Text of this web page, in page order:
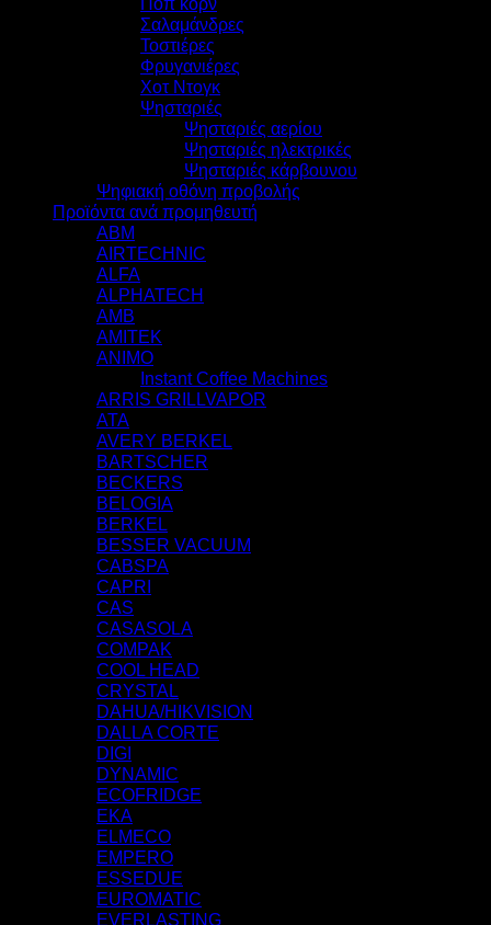
Σαλαμάνδρες
Τοστιέρες
Φρυγανιέρες
Χοτ Ντογκ
Ψησταριές
Ψησταριές αερίου
Ψησταριές ηλεκτρικές
Ψησταριές κάρβουνου
Ψηφιακή οθόνη προβολής
Προϊόντα ανά προμηθευτή
ABM
AIRTECHNIC
ALFA
ALPHATECH
AMB
AMITEK
ANIMO
Instant Coffee Machines
ARRIS GRILLVAPOR
ATA
AVERY BERKEL
BARTSCHER
BECKERS
BELOGIA
BERKEL
BESSER VACUUM
CABSPA
CAPRI
CAS
CASASOLA
COMPAK
COOL HEAD
CRYSTAL
DAHUA/HIKVISION
DALLA CORTE
DIGI
DYNAMIC
ECOFRIDGE
EKA
ELMECO
EMPERO
ESSEDUE
EUROMATIC
EVERLASTING